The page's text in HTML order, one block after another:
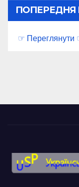
ПОПЕРЕДНЯ
☞ Переглянути